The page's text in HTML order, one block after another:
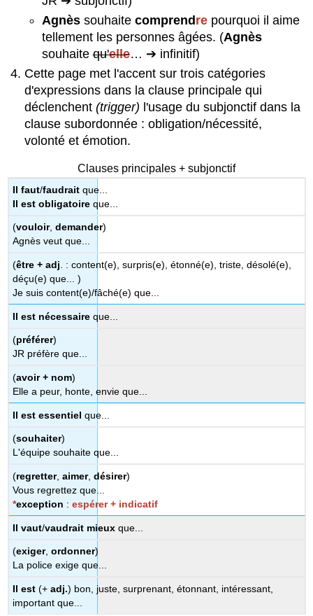
Agnèssouhaite comprend re pourquoi il aime
tellement les personnes âgées. (Agnès
souhaitequ'elle… ➔ infinitif)
Cette page met l'accent sur trois catégories
d'expressions dans la clause principale qui
déclenchent(trigger) l'usage du subjonctif dans la
clause subordonnée : obligation/nécessité,
volonté et émotion.
Clauses principales + subjonctif
Il faut/faudrait que...
Il est obligatoire que...
(vouloir,demander)
Agnès veut que...
(être + adj . : content(e), surpris(e), étonné(e), triste, désolé(e),
déçu(e) que... )
Je suis content(e)/fâché(e) que...
Il est nécessaire que...
(préférer)
JR préfère que...
(avoir + nom)
Elle a peur, honte, envie que...
Il est essentielque...
(souhaiter)
L'équipe souhaite que...
(regretter,aimer,désirer)
Vous regrettez que...
*exception :espérer + indicatif
Il vaut/vaudrait mieux que...
(exiger,ordonner)
La police exige que...
Il est(+adj.) bon, juste, surprenant, étonnant, intéressant,
important que...